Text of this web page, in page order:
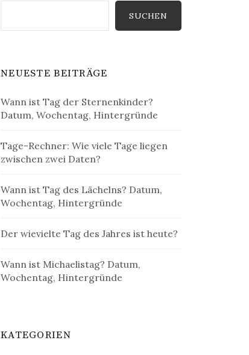
SUCHEN
NEUESTE BEITRÄGE
Wann ist Tag der Sternenkinder?
Datum, Wochentag, Hintergründe
Tage-Rechner: Wie viele Tage liegen
zwischen zwei Daten?
Wann ist Tag des Lächelns? Datum,
Wochentag, Hintergründe
Der wievielte Tag des Jahres ist heute?
Wann ist Michaelistag? Datum,
Wochentag, Hintergründe
KATEGORIEN